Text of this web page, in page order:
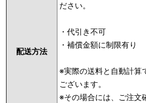
配送方法
ださい。
・代引き不可 ・
・補償金額に制限有り
※実際の送料と自動計算
ございます。
※その場合には、ご注文